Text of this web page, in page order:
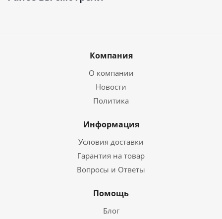
Компания
О компании
Новости
Политика
Информация
Условия доставки
Гарантия на товар
Вопросы и Ответы
Помощь
Блог